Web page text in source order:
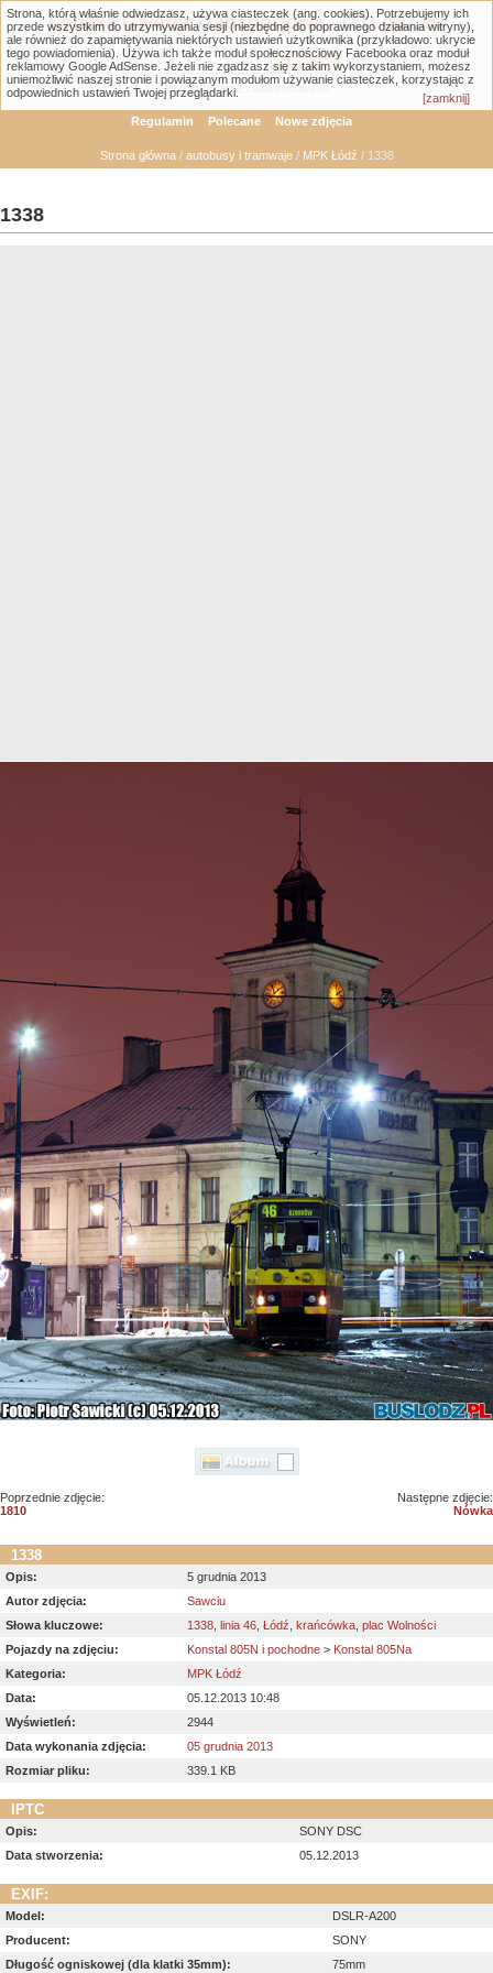
Łódzka Galeria Transportowa - GTLodz.eu
Wyszukiwanie zaawansowane
Regulamin Polecane Nowe zdjęcia
Strona główna/ autobusy i tramwaje/ MPK Łódź / 1338
1338
Poprzednie zdjęcie:
1810
Następne zdjęcie:
Nówka
1338
Opis:
5 grudnia 2013
Autor zdjęcia:
Sawciu
Słowa kluczowe:
1338 linia 46 Łódź krańcówka plac Wolności
Pojazdy na zdjęciu:
Konstal 805N i pochodne > Konstal 805Na
Kategoria:
MPK Łódź
Data:
05.12.2013 10:48
Wyświetleń:
2944
Data wykonania zdjęcia:
05 grudnia 2013
Rozmiar pliku:
339.1 KB
IPTC
Opis:
SONY DSC
Data stworzenia:
05.12.2013
EXIF:
Model:
DSLR-A200
Producent:
SONY
Długość ogniskowej (dla klatki 35mm):
75mm
Strona, którą właśnie odwiedzasz, używa ciasteczek (ang. cookies). Potrzebujemy ich
przede wszystkim do utrzymywania sesji (niezbędne do poprawnego działania witryny),
ale również do zapamiętywania niektórych ustawień użytkownika (przykładowo: ukrycie
tego powiadomienia). Używa ich także moduł społecznościowy Facebooka oraz moduł
reklamowy Google AdSense. Jeżeli nie zgadzasz się z takim wykorzystaniem, możesz
uniemożliwić naszej stronie i powiązanym modułom używanie ciasteczek, korzystając z
odpowiednich ustawień Twojej przeglądarki.
[zamknij]